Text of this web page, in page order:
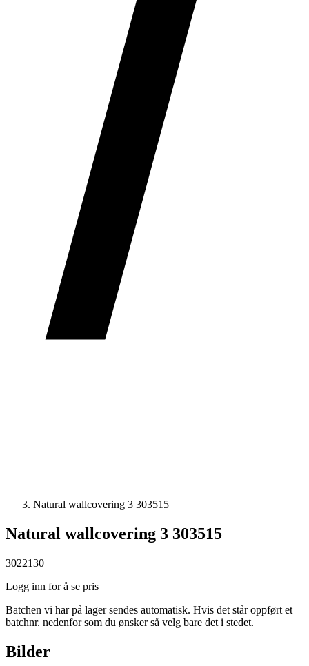
Natural wallcovering 3 303515
Natural wallcovering 3 303515
3022130
Logg inn for å se pris
Batchen vi har på lager sendes automatisk. Hvis det står oppført et
batchnr. nedenfor som du ønsker så velg bare det i stedet.
Bilder